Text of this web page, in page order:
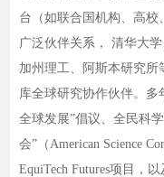
台（如联合国机构、高校
广泛伙伴关系， 清华大
加州理工、阿斯本研究
库全球研究协作伙伴。
全球发展”倡议、全民科
会”（American Science
EquiTech Futures项目，